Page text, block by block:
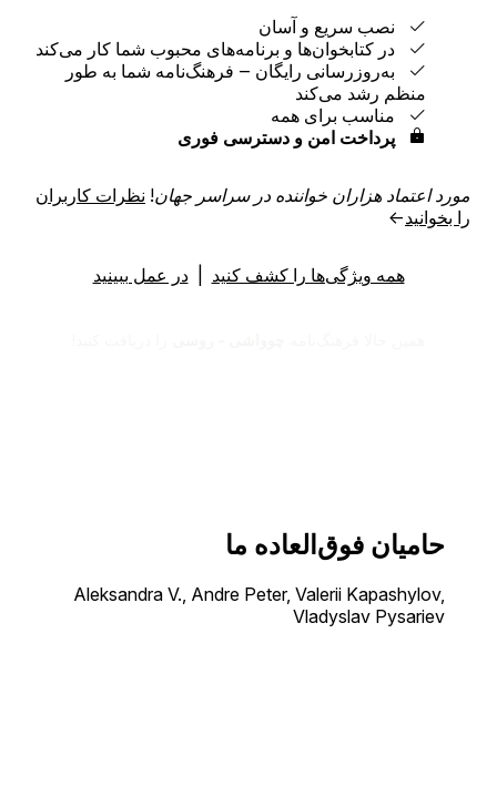
نصب سریع و آسان
در کتابخوان‌ها و برنامه‌های محبوب شما کار می‌کند
به‌روزرسانی رایگان ‒ فرهنگ‌نامه شما به طور
منظم رشد می‌کند
مناسب برای همه
پرداخت امن و دسترسی فوری
مورد اعتماد هزاران خواننده در سراسر جهان! نظرات کاربران
را بخوانید→
همه ویژگی‌ها را کشف کنید |در عمل ببینید
حامیان فوق‌العاده ما
Aleksandra V., Andre Peter, Valerii Kapashylov,
Vladyslav Pysariev